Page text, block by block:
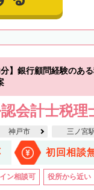
分】銀行顧問経験のあ
会計士税理
神戸市 三ノ宮
初回相談
ン相談可 役所から近い